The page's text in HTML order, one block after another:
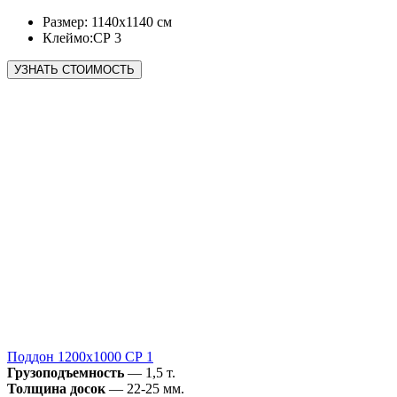
Размер: 1140х1140 см
Клеймо:СР 3
Поддон 1200х1000 СР 1
Грузоподъемность — 1,5 т.
Толщина досок — 22-25 мм.